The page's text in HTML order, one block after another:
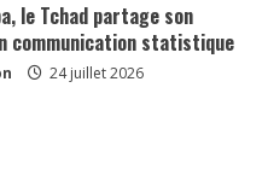
le Tchad partage son
communication statistique
24 juillet 2026